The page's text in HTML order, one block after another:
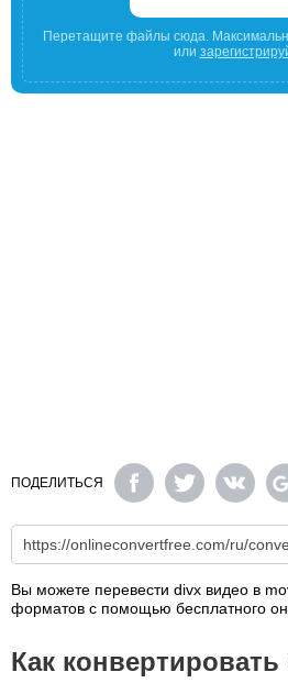
Перетащите файлы сюда.
или
ПОДЕЛИТЬСЯ
Вы можете перевести divx видео в
форматов с помощью бесплатного
Как